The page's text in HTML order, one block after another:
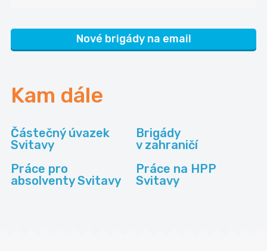
Nové brigády na email
Kam dále
Částečný úvazek
Svitavy
Brigády
v zahraničí
Práce pro
absolventy Svitavy
Práce na HPP
Svitavy